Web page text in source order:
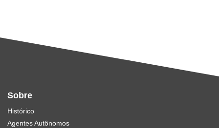
Sobre
Histórico
Agentes Autônomos